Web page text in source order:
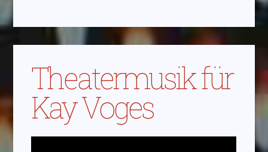
Theatermusik für
Kay Voges